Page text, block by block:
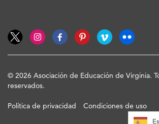
© 2026 Asociación de Educación de Virginia.
reservados.
Política de privacidad Condiciones de uso